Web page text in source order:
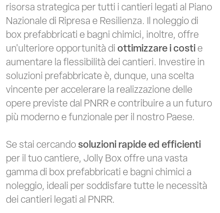
risorsa strategica per tutti i cantieri legati al Piano
Nazionale di Ripresa e Resilienza. Il noleggio di
box prefabbricati e bagni chimici, inoltre, offre
un'ulteriore opportunità di ottimizzare i costie
aumentare la flessibilità dei cantieri. Investire in
soluzioni prefabbricate è, dunque, una scelta
vincente per accelerare la realizzazione delle
opere previste dal PNRR e contribuire a un futuro
più moderno e funzionale per il nostro Paese.
Se stai cercandosoluzioni rapide ed efficienti
per il tuo cantiere, Jolly Box offre una vasta
gamma di box prefabbricati e bagni chimici a
noleggio, ideali per soddisfare tutte le necessità
dei cantieri legati al PNRR.